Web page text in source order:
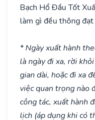
Bạch Hổ Đầu Tốt
làm gì đều thông đạt
* Ngày xuất hành
là ngày đi xa, rời
gian dài, hoặc đi xa
việc quan trọng nào
công tác, xuất hành
lịch (áp dụng khi có